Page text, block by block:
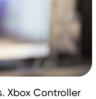
Xbox Controller